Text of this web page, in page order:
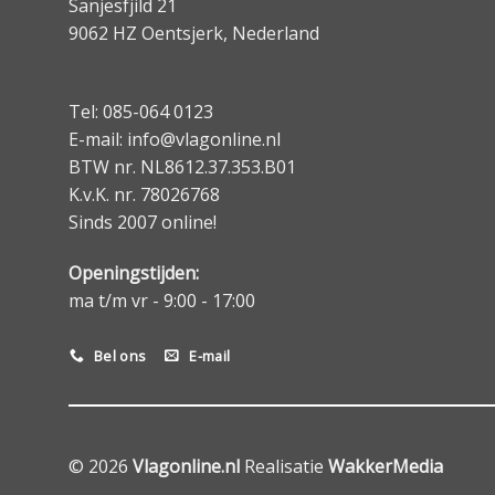
Sanjesfjild 21
9062 HZ Oentsjerk, Nederland
Tel: 085-064 0123
E-mail: info@vlagonline.nl
BTW nr. NL8612.37.353.B01
K.v.K. nr. 78026768
Sinds 2007 online!
Openingstijden:
ma t/m vr - 9:00 - 17:00
Bel ons E-mail
© 2026 Vlagonline.nl Realisatie WakkerMedia